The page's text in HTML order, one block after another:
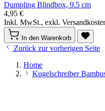
Dumpling Blindbox, 9.5 cm
4,95 €
Inkl. MwSt., exkl.
In den Warenkorb
Zurück zur vorherigen Seite
Home
Kugelschreiber